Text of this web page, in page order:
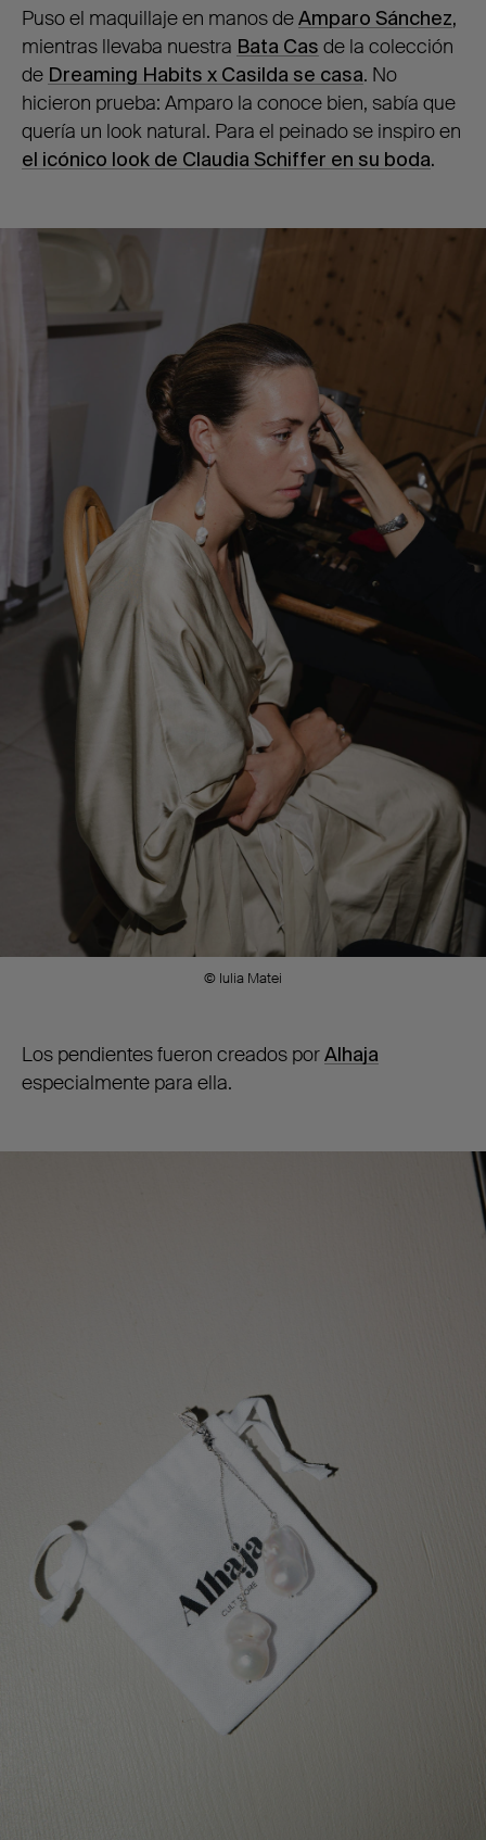
Puso el maquillaje en manos deAmparo Sánchez,
mientras llevaba nuestra Bata Cas de la colección
de Dreaming Habits x Casilda se casa. No
hicieron prueba: Amparo la conoce bien, sabía que
quería un look natural. Para el peinado se inspiro en
el icónico look de Claudia Schiffer en su boda.
© Iulia Matei
Los pendientes fueron creados porAlhaja
especialmente para ella.